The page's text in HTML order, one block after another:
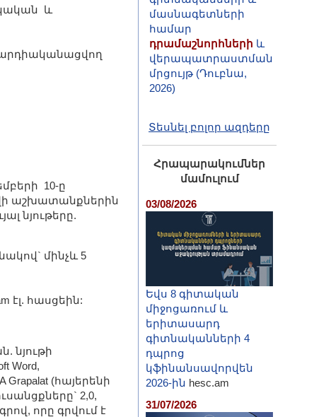
և
10-ը
աշխատանքներին
նյութերը.
մինչև 5
էլ. հասցեին:
նյութի
Word,
(հայերենի
2,0,
որը գրվում է
համար
դրամաշնորհների
վերապատրաստման
մրցույթ (Դուբնա,
2026)
Տեսնել բոլոր ազդերը
Հրապարակումներ
մամուլում
03/08/2026
Եվս 8 գիտական
միջոցառում և
երիտասարդ
գիտնականների 4
դպրոց
կֆինանսավորվեն
2026-ին hesc.am
31/07/2026